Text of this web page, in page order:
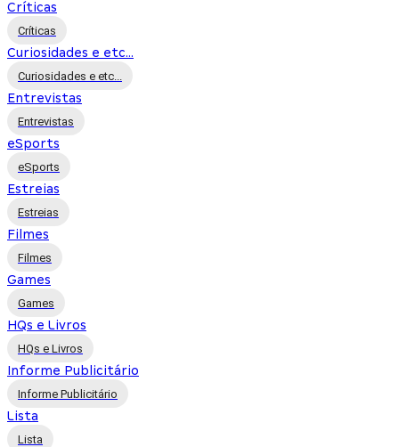
Críticas
Críticas
Curiosidades e etc...
Curiosidades e etc...
Entrevistas
Entrevistas
eSports
eSports
Estreias
Estreias
Filmes
Filmes
Games
Games
HQs e Livros
HQs e Livros
Informe Publicitário
Informe Publicitário
Lista
Lista